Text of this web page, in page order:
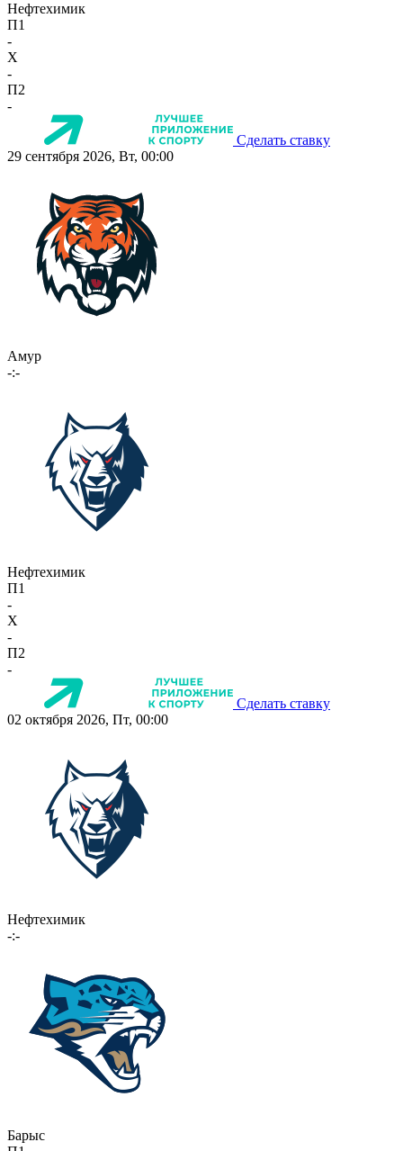
Нефтехимик
П1
-
X
-
П2
-
Сделать ставку
29 сентября 2026, Вт, 00:00
Амур
-:-
Нефтехимик
П1
-
X
-
П2
-
Сделать ставку
02 октября 2026, Пт, 00:00
Нефтехимик
-:-
Барыс